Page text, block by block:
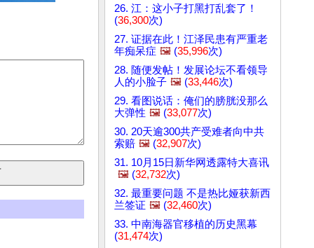
26. 江：这小子打黑打乱套了！
(36,300次)
27. 证据在此！江泽民患有严重老
年痴呆症 🖼️ (35,996次)
28. 随便发帖！发展论坛不看领导
人的小脸子 🖼️ (33,446次)
29. 看图说话：俺们的膀胱没那么
大弹性 🖼️ (33,077次)
30. 20天逾300共产受难者向中共
索赔 🖼️ (32,907次)
31. 10月15日新华网透露特大喜讯
🖼️ (32,732次)
32. 最重要问题 不是热比娅获新西
兰签证 🖼️ (32,460次)
33. 中南海器官移植的历史黑幕
(31,474次)